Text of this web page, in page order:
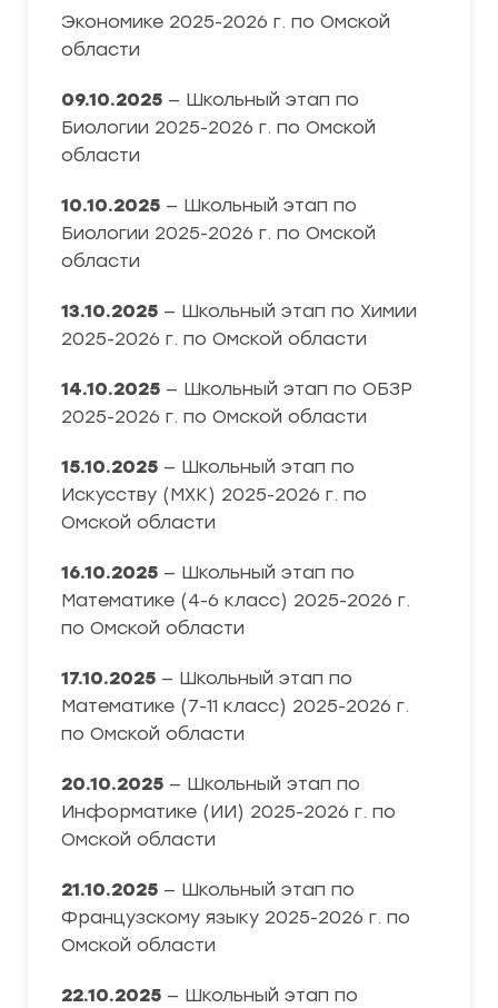
Экономике 2025-2026 г. по Омской
области
09.10.2025 — Школьный этап по
Биологии 2025-2026 г. по Омской
области
10.10.2025 — Школьный этап по
Биологии 2025-2026 г. по Омской
области
13.10.2025 — Школьный этап по Химии
2025-2026 г. по Омской области
14.10.2025 — Школьный этап по ОБЗР
2025-2026 г. по Омской области
15.10.2025 — Школьный этап по
Искусству (МХК) 2025-2026 г. по
Омской области
16.10.2025 — Школьный этап по
Математике (4-6 класс) 2025-2026 г.
по Омской области
17.10.2025 — Школьный этап по
Математике (7-11 класс) 2025-2026 г.
по Омской области
20.10.2025 — Школьный этап по
Информатике (ИИ) 2025-2026 г. по
Омской области
21.10.2025 — Школьный этап по
Французскому языку 2025-2026 г. по
Омской области
22.10.2025 — Школьный этап по